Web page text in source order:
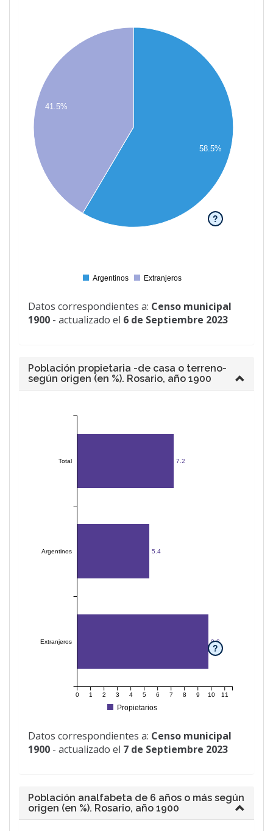
58.5%
41.5%
0
Argentinos Extranjeros
?
Datos correspondientes a: Censo municipal
1900 - actualizado el 6 de Septiembre 2023
Población propietaria -de casa o terreno-
según origen (en %). Rosario, año 1900
7.2
5.4
9.8
Total
Argentinos
Extranjeros
0 1 2 3 4 5 6 7 8 9 10 11
Propietarios
?
Datos correspondientes a: Censo municipal
1900 - actualizado el 7 de Septiembre 2023
Población analfabeta de 6 años o más según
origen (en %). Rosario, año 1900